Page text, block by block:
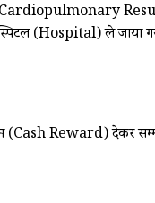
– Cardiopulmonary
ले जाया
Reward) देकर